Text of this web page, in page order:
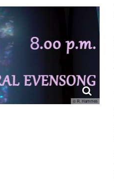
© R. Hammes